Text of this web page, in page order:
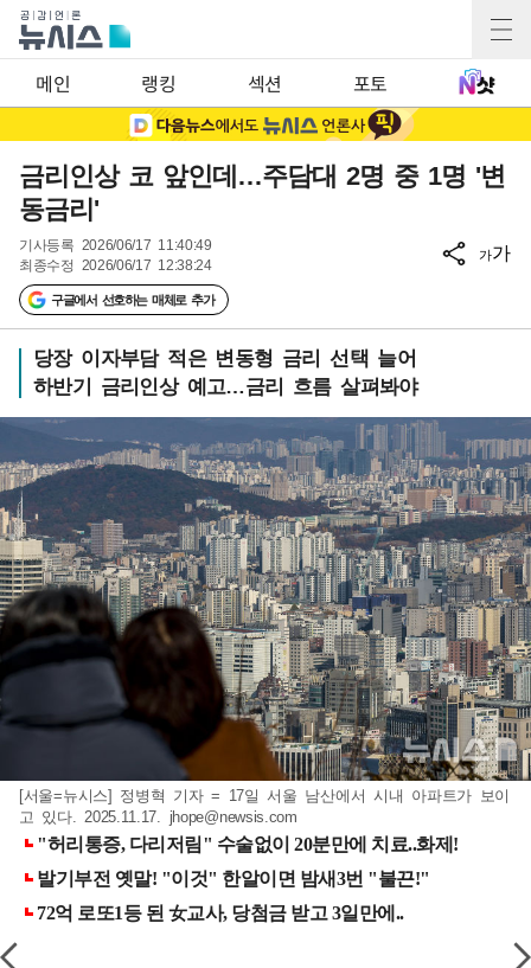
메인 랭킹 섹션 포토
금리인상 코 앞인데…주담대 2명 중 1명 '변
동금리'
기사등록 2026/06/17 11:40:49
최종수정 2026/06/17 12:38:24
구글에서 선호하는 매체로 추가
가가
당장 이자부담 적은 변동형 금리 선택 늘어
하반기 금리인상 예고…금리 흐름 살펴봐야
[서울=뉴시스] 정병혁 기자 = 17일 서울 남산에서 시내 아파트가 보이
고 있다. 2025.11.17. jhope@newsis.com